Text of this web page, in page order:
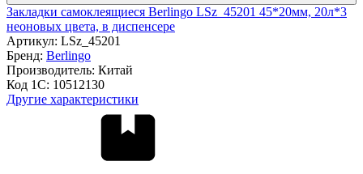
Закладки самоклеящиеся Berlingo LSz_45201 45*20мм, 20л*3
неоновых цвета, в диспенсере
Артикул: LSz_45201
Бренд: Berlingo
Производитель: Китай
Код 1С: 10512130
Другие характеристики